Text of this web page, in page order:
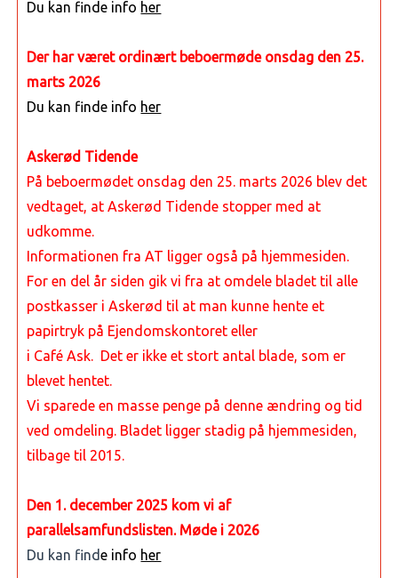
Du kan finde info her
Der har været ordinært beboermøde onsdag den 25.
marts 2026
Du kan finde info her
Askerød Tidende
På beboermødet onsdag den 25. marts 2026 blev det
vedtaget, at Askerød Tidende stopper med at
udkomme.
Informationen fra AT ligger også på hjemmesiden.
For en del år siden gik vi fra at omdele bladet til alle
postkasser i Askerød til at man kunne hente et
papirtryk på Ejendomskontoret eller
i Café Ask. Det er ikke et stort antal blade, som er
blevet hentet.
Vi sparede en masse penge på denne ændring og tid
ved omdeling. Bladet ligger stadig på hjemmesiden,
tilbage til 2015.
Den 1. december 2025 kom vi af
parallelsamfundslisten. Møde i 2026
Du kan finde info her